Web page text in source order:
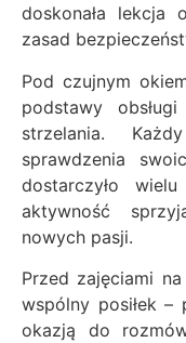
doskonała lekcja
zasad
Pod czujnym
podstawy
strzelania.
sprawdzenia
dostarczyło
aktywność
nowych pasji.
Przed zajęciami
wspólny posiłek –
okazją do